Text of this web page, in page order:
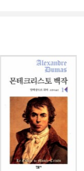
재발명가 에르완은
는 이유로 조롱받
소외되어 있다.
다. 그저 좋은 먹잇
력에 나머지 세 친
몰려들어, 바카리
선생님마저 학교
려두지 않지? 아